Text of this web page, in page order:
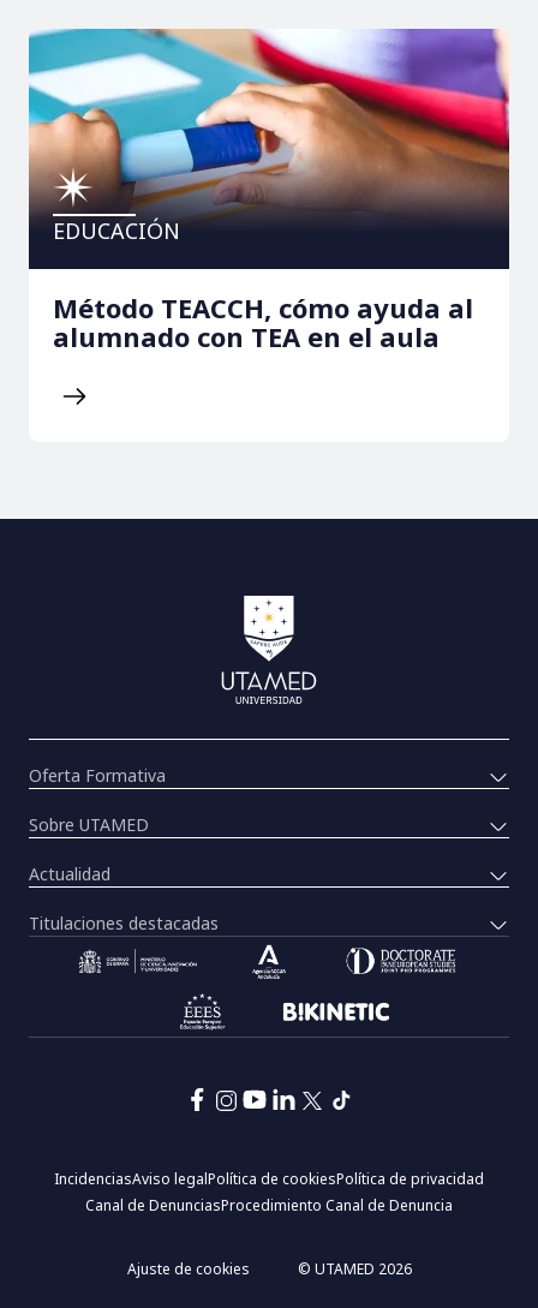
EDUCACIÓN
Método TEACCH, cómo ayuda al
alumnado con TEA en el aula
Oferta Formativa
Sobre UTAMED
Actualidad
Titulaciones destacadas
página:
IncidenciasAviso legalPolítica de cookiesPolítica de privacidad
Canal de DenunciasProcedimiento Canal de Denuncia
Ajuste de cookies © UTAMED 2026